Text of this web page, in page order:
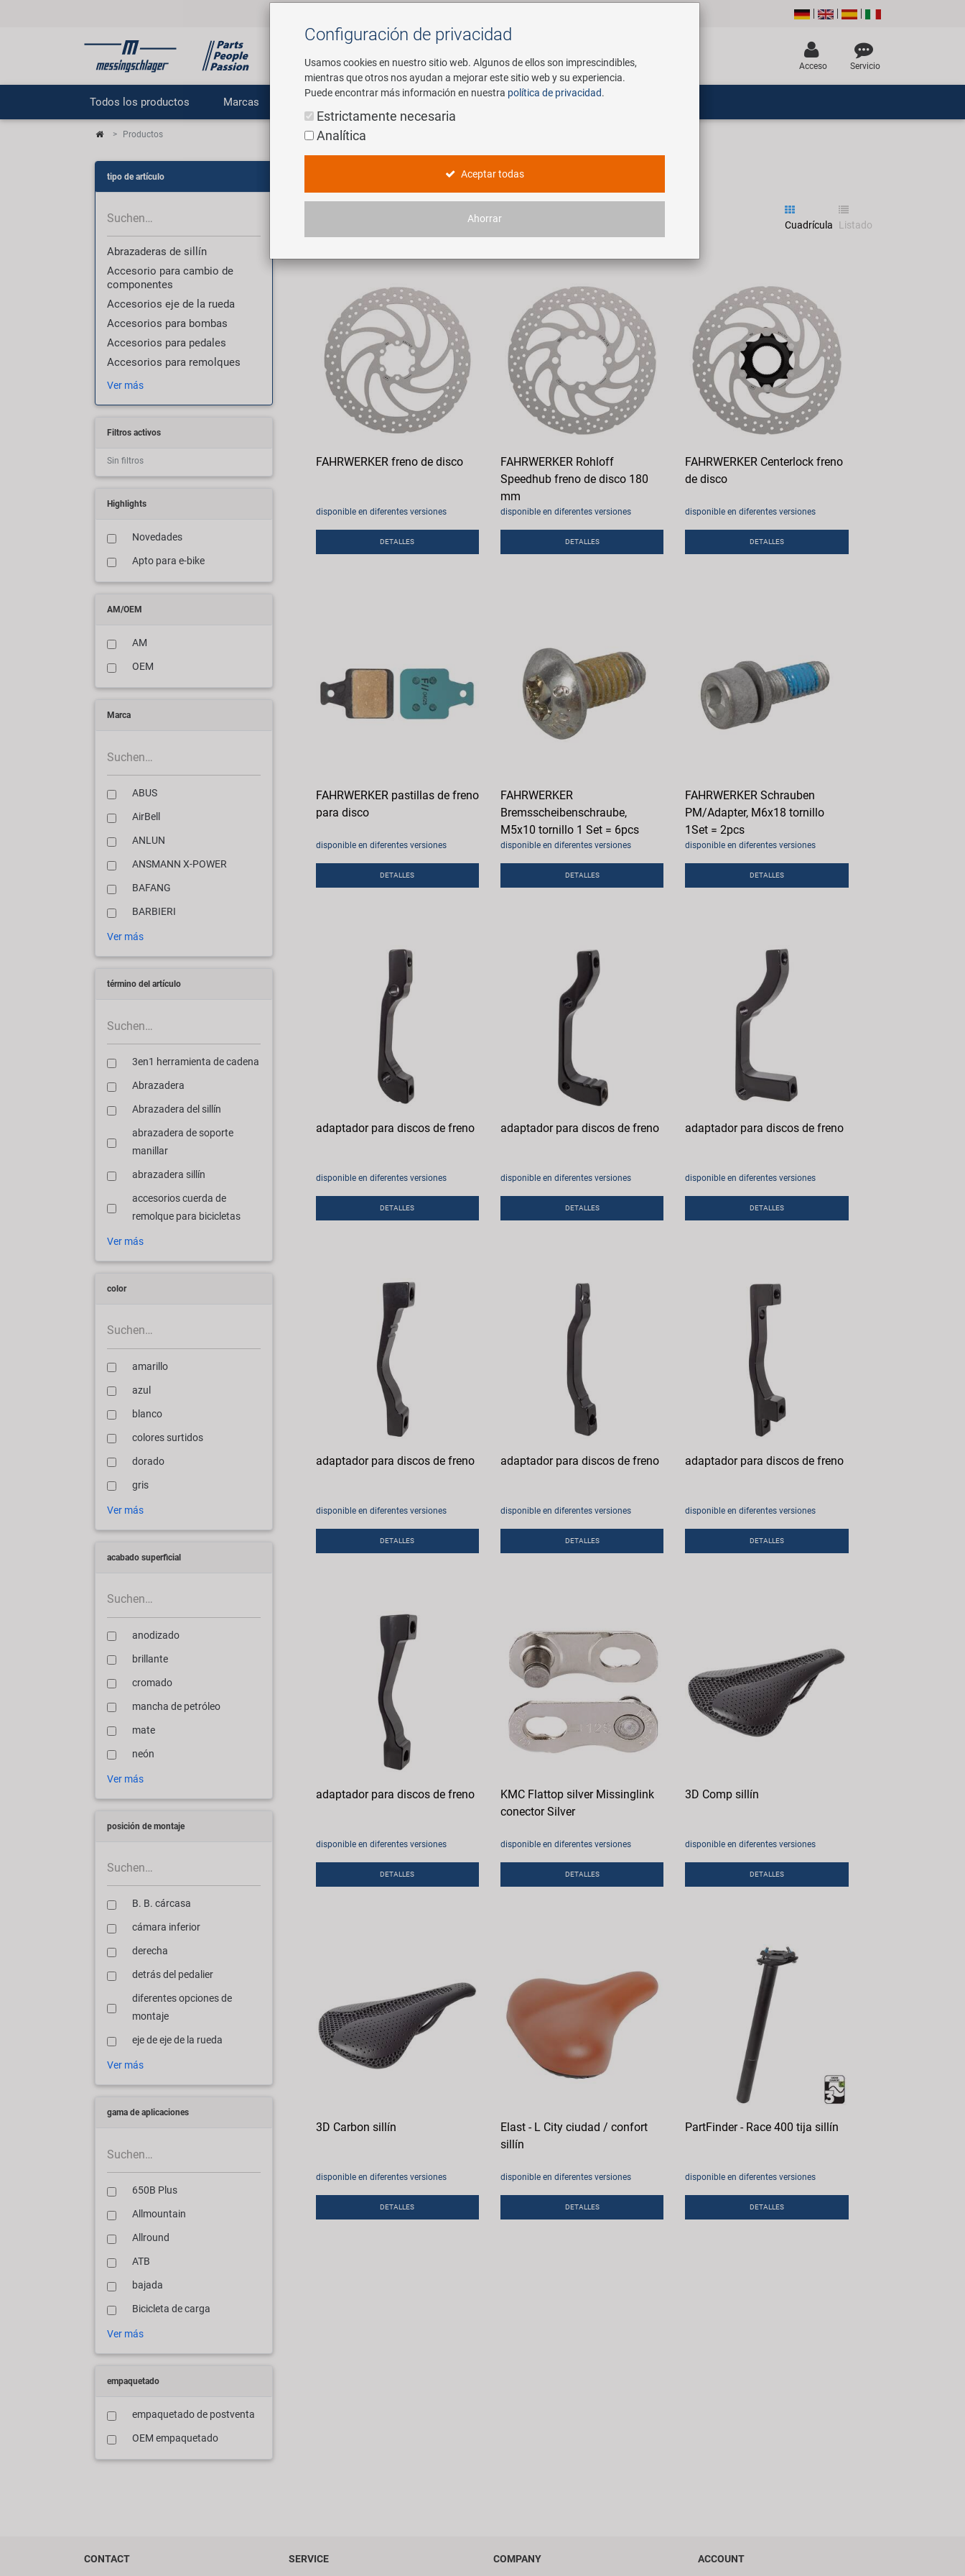
Buscar
Acceso Servicio
Todos los productos Marcas Servicio
Productos
tipo de artículo
Abrazaderas de sillín
Accesorio para cambio de
componentes
Accesorios eje de la rueda
Accesorios para bombas
Accesorios para pedales
Accesorios para remolques
Ver más
Filtros activos
Sin filtros
Highlights
Novedades
Apto para e-bike
AM/OEM
AM
OEM
Marca
ABUS
AirBell
ANLUN
ANSMANN X-POWER
BAFANG
BARBIERI
Ver más
término del artículo
3en1 herramienta de cadena
Abrazadera
Abrazadera del sillín
abrazadera de soporte
manillar
abrazadera sillín
accesorios cuerda de
remolque para bicicletas
Ver más
color
amarillo
azul
blanco
colores surtidos
dorado
gris
Ver más
acabado superficial
anodizado
brillante
cromado
mancha de petróleo
mate
neón
Ver más
posición de montaje
B. B. cárcasa
cámara inferior
derecha
detrás del pedalier
diferentes opciones de
montaje
eje de eje de la rueda
Ver más
gama de aplicaciones
650B Plus
Allmountain
Allround
ATB
bajada
Bicicleta de carga
Ver más
empaquetado
empaquetado de postventa
OEM empaquetado
Cuadrícula Listado
FAHRWERKER freno de disco
disponible en diferentes versiones
DETALLES
FAHRWERKER Rohloff
Speedhub freno de disco 180
mm
disponible en diferentes versiones
DETALLES
FAHRWERKER Centerlock freno
de disco
disponible en diferentes versiones
DETALLES
FAHRWERKER pastillas de freno
para disco
disponible en diferentes versiones
DETALLES
FAHRWERKER
Bremsscheibenschraube,
M5x10 tornillo 1 Set = 6pcs
disponible en diferentes versiones
DETALLES
FAHRWERKER Schrauben
PM/Adapter, M6x18 tornillo
1Set = 2pcs
disponible en diferentes versiones
DETALLES
adaptador para discos de freno
disponible en diferentes versiones
DETALLES
adaptador para discos de freno
disponible en diferentes versiones
DETALLES
adaptador para discos de freno
disponible en diferentes versiones
DETALLES
adaptador para discos de freno
disponible en diferentes versiones
DETALLES
adaptador para discos de freno
disponible en diferentes versiones
DETALLES
adaptador para discos de freno
disponible en diferentes versiones
DETALLES
adaptador para discos de freno
disponible en diferentes versiones
DETALLES
KMC Flattop silver Missinglink
conector Silver
disponible en diferentes versiones
DETALLES
3D Comp sillín
disponible en diferentes versiones
DETALLES
3D Carbon sillín
disponible en diferentes versiones
DETALLES
Elast - L City ciudad / confort
sillín
disponible en diferentes versiones
DETALLES
PartFinder - Race 400 tija sillín
disponible en diferentes versiones
DETALLES
CONTACT SERVICE COMPANY ACCOUNT
Configuración de privacidad
Usamos cookies en nuestro sitio web. Algunos de ellos son imprescindibles,
mientras que otros nos ayudan a mejorar este sitio web y su experiencia.
Puede encontrar más información en nuestra política de privacidad.
Estrictamente necesaria
Analítica
Aceptar todas
Ahorrar